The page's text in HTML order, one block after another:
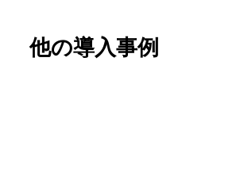
他の導入事例